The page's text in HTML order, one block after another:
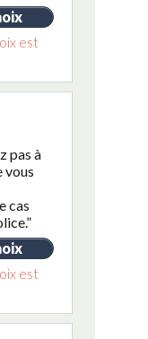
est
pas à
vous
cas
est